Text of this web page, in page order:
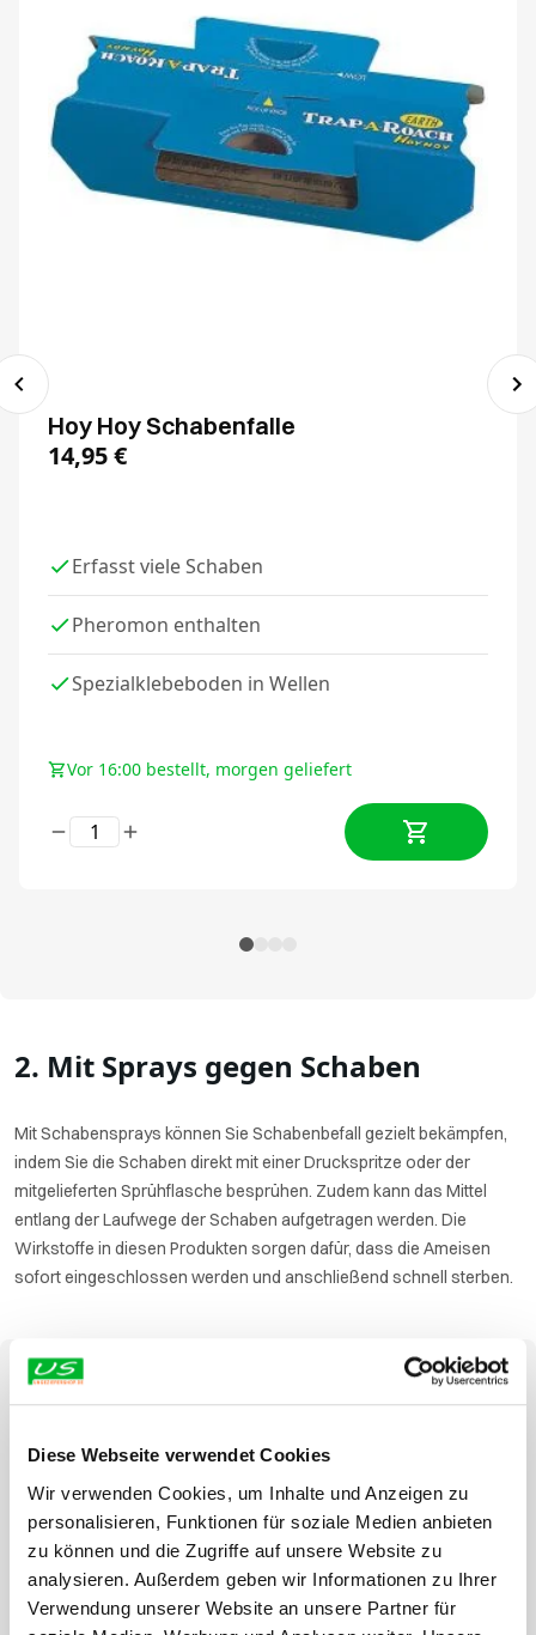
Diese Webseite verwendet Cookies
Wir verwenden Cookies, um Inhalte und Anzeigen zu
personalisieren, Funktionen für soziale Medien anbieten
zu können und die Zugriffe auf unsere Website zu
analysieren. Außerdem geben wir Informationen zu Ihrer
Verwendung unserer Website an unsere Partner für
Hoy Hoy Schabenfalle
14,95€
Erfasst viele Schaben
Pheromon enthalten
Spezialklebeboden in Wellen
Vor 16:00 bestellt, morgen geliefert
2. Mit Sprays gegen Schaben
Mit Schabensprays können Sie Schabenbefall gezielt bekämpfen,
indem Sie die Schaben direkt mit einer Druckspritze oder der
mitgelieferten Sprühflasche besprühen. Zudem kann das Mittel
entlang der Laufwege der Schaben aufgetragen werden. Die
Wirkstoffe in diesen Produkten sorgen dafür, dass die Ameisen
sofort eingeschlossen werden und anschließend schnell sterben.